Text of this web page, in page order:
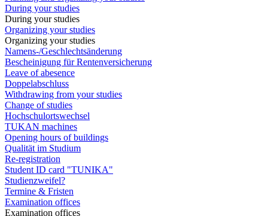
During your studies
During your studies
Organizing your studies
Organizing your studies
Namens-/Geschlechtsänderung
Bescheinigung für Rentenversicherung
Leave of abesence
Doppelabschluss
Withdrawing from your studies
Change of studies
Hochschulortswechsel
TUKAN machines
Opening hours of buildings
Qualität im Studium
Re-registration
Student ID card "TUNIKA"
Studienzweifel?
Termine & Fristen
Examination offices
Examination offices